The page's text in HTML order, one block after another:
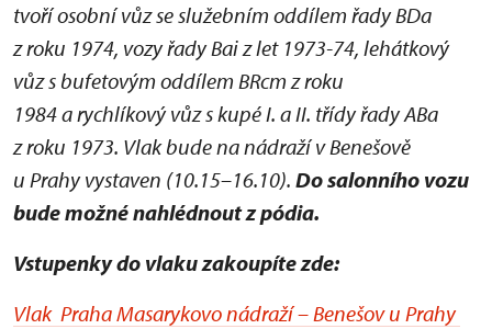
tvoří osobní vůz se služebním oddílem řady BDa
z roku 1974, vozy řady Bai z let 1973-74, lehátkový
vůz s bufetovým oddílem BRcm z roku
1984 a rychlíkový vůz s kupé I. a II. třídy řady ABa
z roku 1973. Vlak bude na nádraží v Benešově
u Prahy vystaven (10.15–16.10). Dosalonního vozu
bude možné nahlédnout z pódia.
Vstupenky do vlaku zakoupíte zde:
Vlak Praha Masarykovo nádraží – Benešov u Prahy